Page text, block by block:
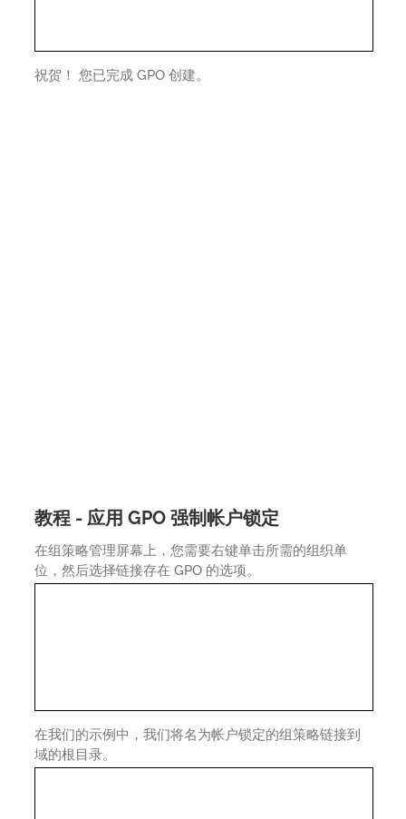
祝贺！ 您已完成 GPO 创建。
教程 - 应用 GPO 强制帐户锁定
在组策略管理屏幕上，您需要右键单击所需的组织单
位，然后选择链接存在 GPO 的选项。
在我们的示例中，我们将名为帐户锁定的组策略链接到
域的根目录。